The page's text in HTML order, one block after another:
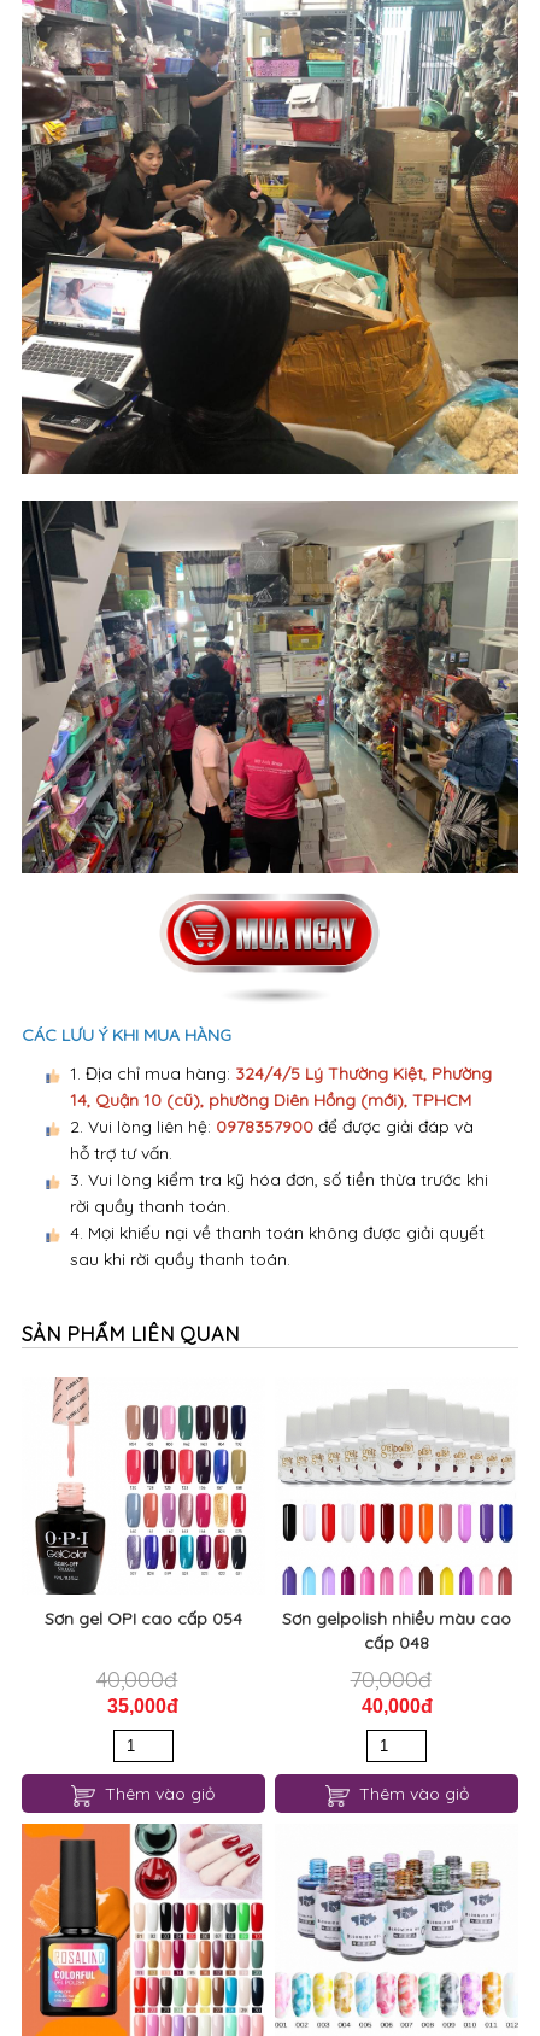
CÁC LƯU Ý KHI MUA HÀNG
1. Địa chỉ mua hàng: 324/4/5 Lý Thường Kiệt, Phường
14, Quận 10 (cũ), phường Diên Hồng (mới), TPHCM
2. Vui lòng liên hệ: 0978357900để được giải đáp và
hỗ trợ tư vấn.
3. Vui lòng kiểm tra kỹ hóa đơn, số tiền thừa trước khi
rời quầy thanh toán.
4. Mọi khiếu nại về thanh toán không được giải quyết
sau khi rời quầy thanh toán.
SẢN PHẨM LIÊN QUAN
Sơn gel OPI cao cấp 054
40,000đ
35,000đ
Thêm vào giỏ
Sơn gelpolish nhiều màu cao
cấp 048
70,000đ
40,000đ
Thêm vào giỏ